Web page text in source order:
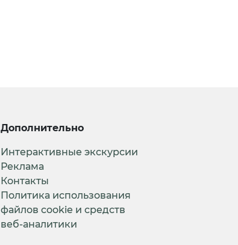
Дополнительно
Интерактивные экскурсии
Реклама
Контакты
Политика использования
файлов cookie и средств
веб-аналитики